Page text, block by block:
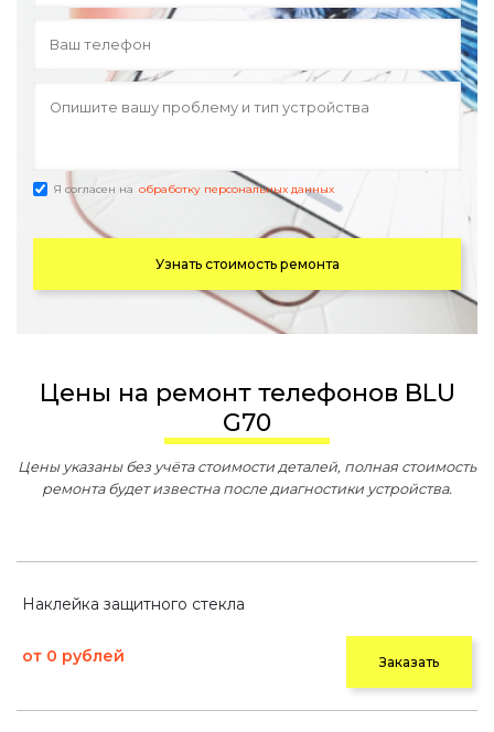
Я согласен на обработку персональных данных
Узнать стоимость ремонта
Цены на ремонт телефонов BLU
G70
Цены указаны без учёта стоимости деталей, полная стоимость
ремонта будет известна после диагностики устройства.
Наклейка защитного стекла
от 0 рублей Заказать